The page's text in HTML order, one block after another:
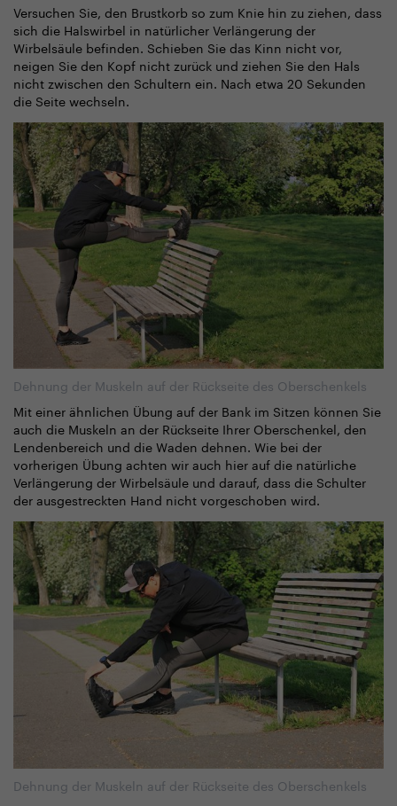
Versuchen Sie, den Brustkorb so zum Knie hin zu ziehen, dass
sich die Halswirbel in natürlicher Verlängerung der
Wirbelsäule befinden. Schieben Sie das Kinn nicht vor,
neigen Sie den Kopf nicht zurück und ziehen Sie den Hals
nicht zwischen den Schultern ein. Nach etwa 20 Sekunden
die Seite wechseln.
Dehnung der Muskeln auf der Rückseite des Oberschenkels
Mit einer ähnlichen Übung auf der Bank im Sitzen können Sie
auch die Muskeln an der Rückseite Ihrer Oberschenkel, den
Lendenbereich und die Waden dehnen. Wie bei der
vorherigen Übung achten wir auch hier auf die natürliche
Verlängerung der Wirbelsäule und darauf, dass die Schulter
der ausgestreckten Hand nicht vorgeschoben wird.
Dehnung der Muskeln auf der Rückseite des Oberschenkels